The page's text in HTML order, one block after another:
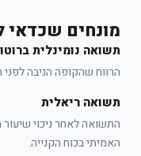
מונחים שכדאי
תשואה נומינלית ברוטו
הרווח שהקופה הניבה לפני
תשואה ריאלית
התשואה לאחר ניכוי
האמיתי בכוח הקנייה.